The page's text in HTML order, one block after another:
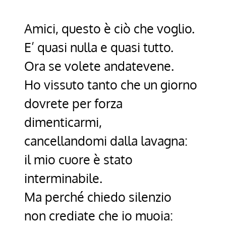
Amici, questo è ciò che voglio.
E’ quasi nulla e quasi tutto.
Ora se volete andatevene.
Ho vissuto tanto che un giorno
dovrete per forza
dimenticarmi,
cancellandomi dalla lavagna:
il mio cuore è stato
interminabile.
Ma perché chiedo silenzio
non crediate che io muoia: